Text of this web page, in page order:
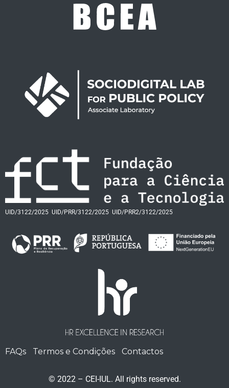
UID/3122/2025 UID/PRR/3122/2025 UID/PRR2/3122/2025
FAQs Termos e Condições Contactos
© 2022 – CEI-IUL. All rights reserved.